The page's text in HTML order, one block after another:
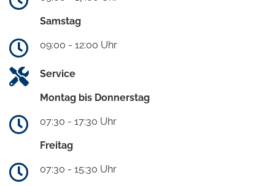
Samstag
09:00 - 12:00 Uhr
Service
Montag bis Donnerstag
07:30 - 17:30 Uhr
Freitag
07:30 - 15:30 Uhr